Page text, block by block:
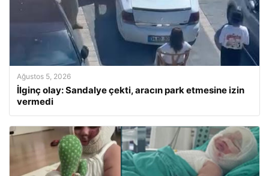
Ağustos 5, 2026
İlginç olay: Sandalye çekti, aracın park etmesine izin
vermedi